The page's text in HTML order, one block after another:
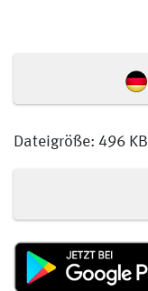
Dateigröße: 496 KB